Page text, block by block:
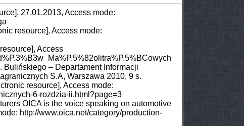
27.01.2013, Access mode:
resource], Access mode:
Access
Bulińskiego – Departament Informacji
S.A, Warszawa 2010, 9 s.
resource], Access mode:
6-rozdzia-ii.html?page=3
OICA is the voice speaking on automotive
http://www.oica.net/category/production-